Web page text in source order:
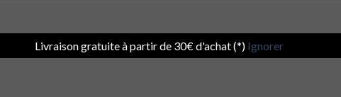
Livraison gratuite à partir de 30€ d'achat (*) Ignorer